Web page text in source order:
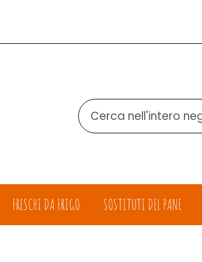
Cerca
Prodotto
FRESCHI DA FRIGO SOSTITUTI DEL PANE